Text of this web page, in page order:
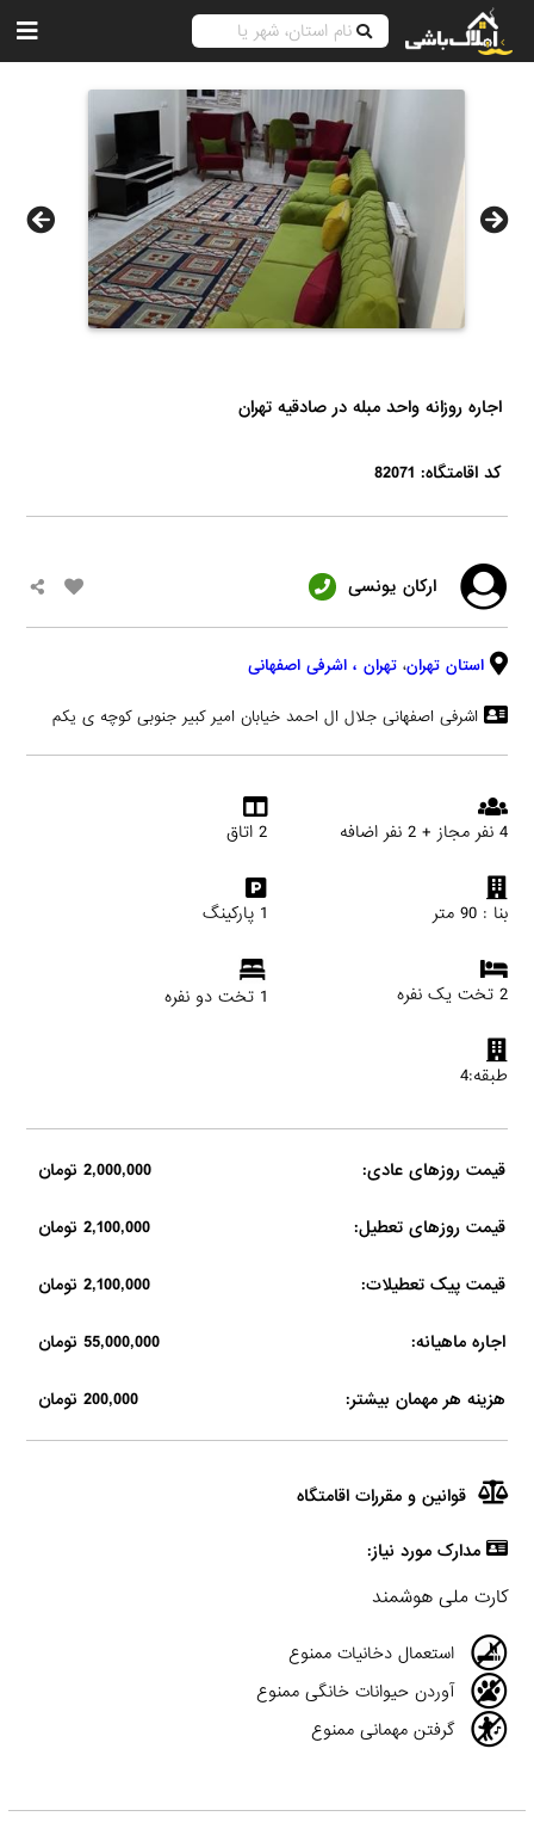
اجاره روزانه واحد مبله در صادقیه تهران
کد اقامتگاه: 82071
ارکان یونسی
استان تهران، تهران ، اشرفی اصفهانی
اشرفی اصفهانی جلال ال احمد خیابان امیر کبیر جنوبی کوچه ی یکم
4 نفر مجاز + 2 نفر اضافه 2 اتاق
بنا : 90 متر 1 پارکینگ
2 تخت یک نفره 1 تخت دو نفره
طبقه:4
قیمت روزهای عادی: 2,000,000 تومان
قیمت روزهای تعطیل: 2,100,000 تومان
قیمت پیک تعطیلات: 2,100,000 تومان
اجاره ماهیانه: 55,000,000 تومان
هزینه هر مهمان بیشتر: 200,000 تومان
قوانین و مقررات اقامتگاه
مدارک مورد نیاز:
کارت ملی هوشمند
استعمال دخانیات ممنوع
آوردن حیوانات خانگی ممنوع
گرفتن مهمانی ممنوع